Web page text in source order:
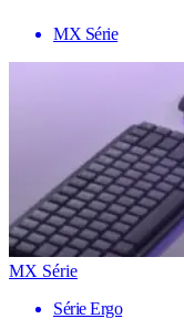
MX Série
MX Série
Série Ergo